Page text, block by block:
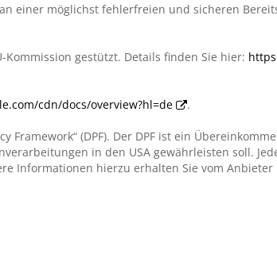
einer möglichst fehlerfreien und sicheren
gestützt. Details finden Sie hier:
cdn/docs/overview?hl=de .
(DPF). Der DPF ist ein
in den USA gewährleisten soll.
Informationen hierzu erhalten Sie vom